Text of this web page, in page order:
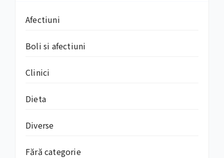
Afectiuni
Boli si afectiuni
Clinici
Dieta
Diverse
Fără categorie